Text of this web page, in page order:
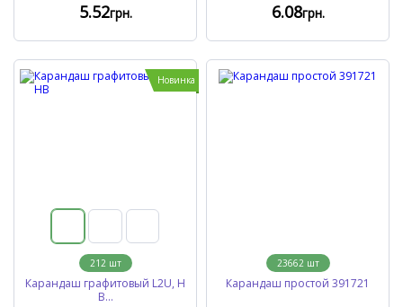
5.52грн. 6.08грн.
Новинка
212 шт
Карандаш графитовый L2U, H
B...
23662 шт
Карандаш простой 391721